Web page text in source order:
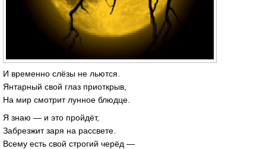
И временно слёзы не льются.
Янтарный свой глаз приоткрыв,
На мир смотрит лунное блюдце.
Я знаю — и это пройдёт,
Забрезжит заря на рассвете.
Всему есть свой строгий черёд —